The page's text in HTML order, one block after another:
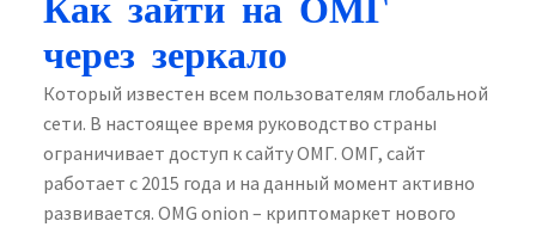
Как зайти на ОМГ
через зеркало
Который известен всем пользователям глобальной
сети. В настоящее время руководство страны
ограничивает доступ к сайту ОМГ. ОМГ, сайт
работает с 2015 года и на данный момент активно
развивается. OMG onion – криптомаркет нового